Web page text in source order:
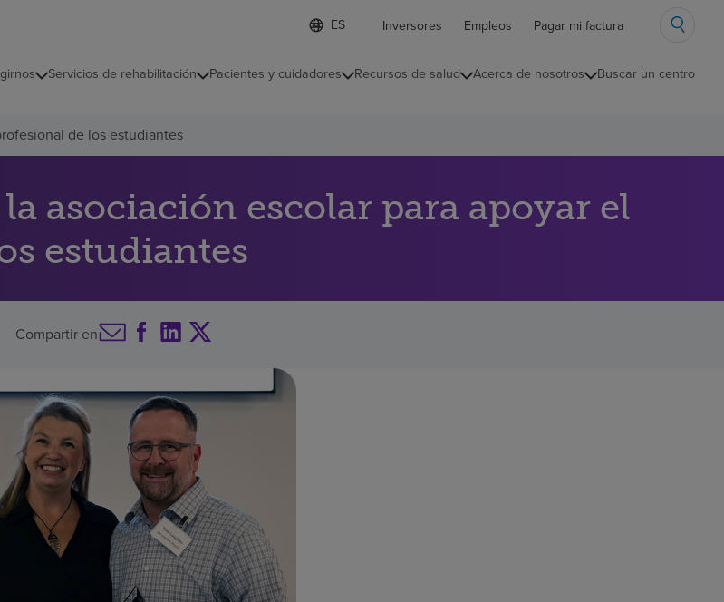
Lista
de
contraída
d
o
l
c
i
Inversores Empleos Pagar mi factura
Servicios de rehabilitación Pacientes y cuidadores Recursos de salud Acerca de nosotros Buscar un centro
de los estudiantes
asociación escolar para apoyar el
estudiantes
Compartir en